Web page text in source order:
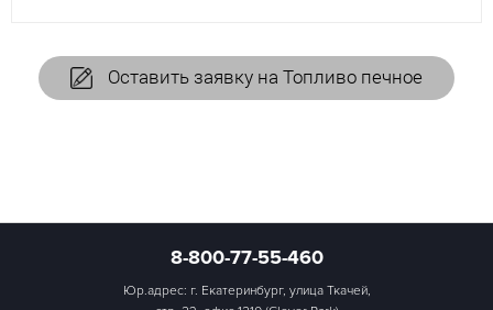
Оставить заявку на Топливо печное
8-800-77-55-460
Юр.адрес: г. Екатеринбург, улица Ткачей,